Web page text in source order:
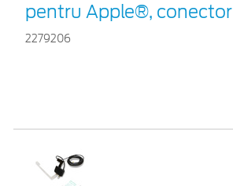
pentru Apple®,
2279206